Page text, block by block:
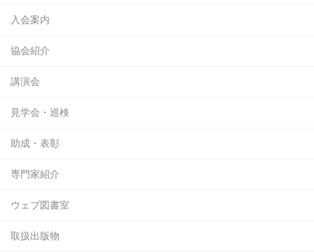
入会案内
協会紹介
講演会
見学会・巡検
助成・表彰
専門家紹介
ウェブ図書室
取扱出版物